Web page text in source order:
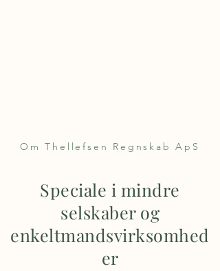
Om Thellefsen Regnskab ApS
Speciale i mindre
selskaber og
enkeltmandsvirksomhed
er